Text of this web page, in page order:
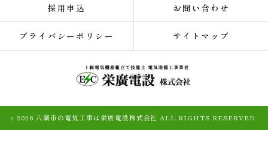
採用申込 お問い合わせ
プライバシーポリシー サイトマップ
c 2026 八潮市の電気工事は栄廣電設株式会社 ALL RIGHTS RESERVED.